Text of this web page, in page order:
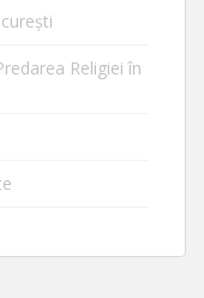
Religiei în